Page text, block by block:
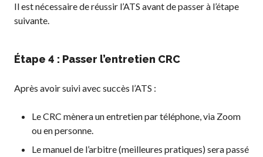
Il est nécessaire de réussir l’ATS avant de passer à l’étape
suivante.
Étape 4 : Passer l’entretien CRC
Après avoir suivi avec succès l’ATS :
Le CRC mènera un entretien par téléphone, via Zoom
ou en personne.
Le manuel de l’arbitre (meilleures pratiques) sera passé